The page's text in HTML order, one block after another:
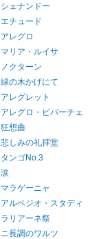
シェナンドー
エチュード
アレグロ
マリア・ルイサ
ノクターン
緑の木かげにて
アレグレット
アレグロ・ビバーチェ
狂想曲
悲しみの礼拝堂
タンゴNo.3
涙
マラゲーニャ
アルペジオ・スタディ
ラリアーネ祭
ニ長調のワルツ